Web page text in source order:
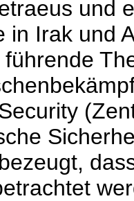
und
in Irak und